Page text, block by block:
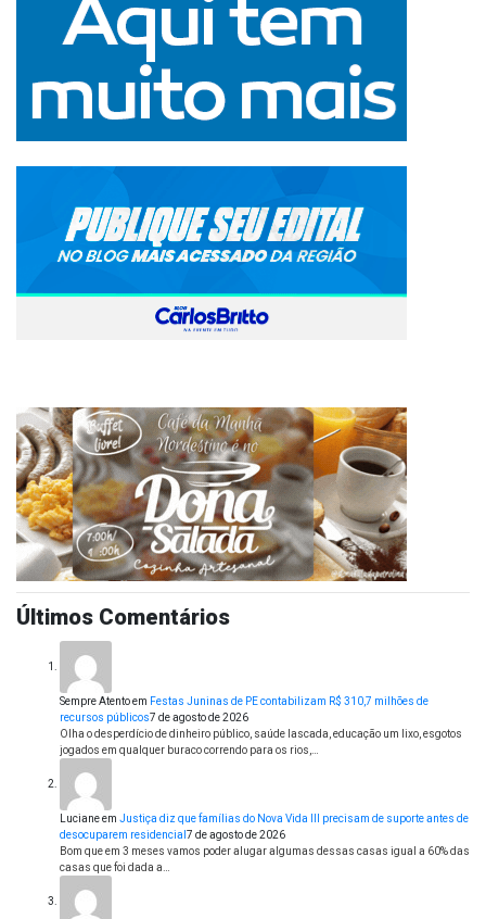
Últimos Comentários
Sempre Atentoem Festas Juninas de PE contabilizam R$ 310,7 milhões de
recursos públicos7 de agosto de 2026
Olha o desperdício de dinheiro público, saúde lascada, educação um lixo, esgotos
jogados em qualquer buraco correndo para os rios,…
Lucianeem Justiça diz que famílias do Nova Vida III precisam de suporte antes de
desocuparem residencial 7 de agosto de 2026
Bom que em 3 meses vamos poder alugar algumas dessas casas igual a 60% das
casas que foi dada a…